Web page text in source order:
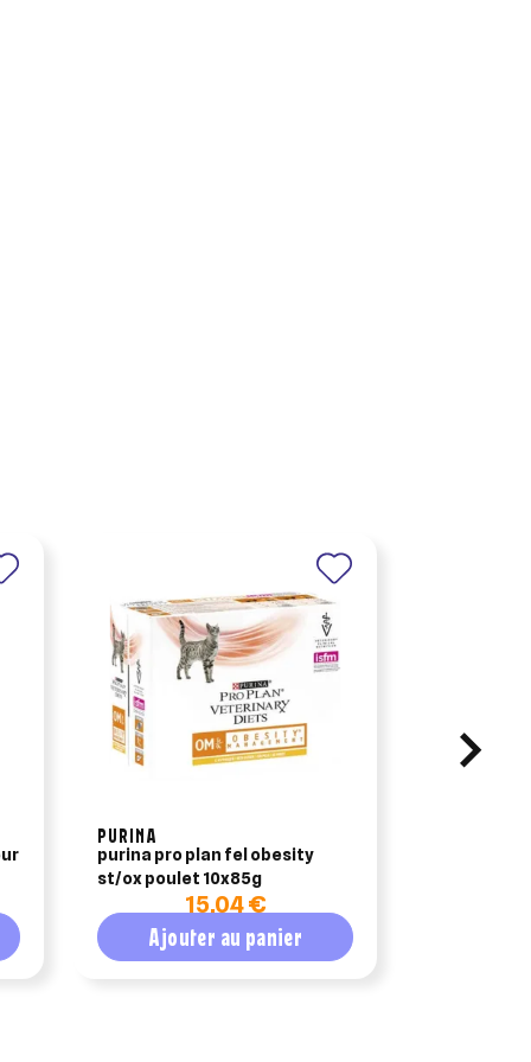
PURINA
purina pro plan fel obesity
st/ox poulet 10x85g
15,04 €
Ajouter au panier